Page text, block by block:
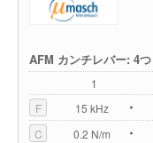
AFM カンチレバー: 4つ
1
F
15 kHz
C
0.2 N/m